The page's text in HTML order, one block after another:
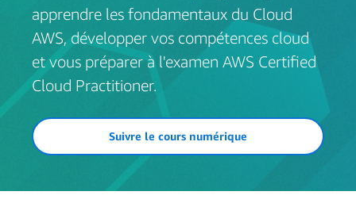
apprendre les fondamentaux du Cloud
AWS, développer vos compétences cloud
et vous préparer à l'examen AWS Certified
Cloud Practitioner.
Suivre le cours numérique